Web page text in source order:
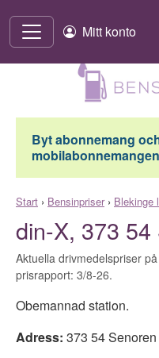
Mitt konto
Byt abonnemang
Start › Bensinpriser› Blekinge
din-X, 373 54
Aktuella drivmedelspriser
prisrapport: 3/8-26.
Obemannad station.
Adress: 373 54 Senoren